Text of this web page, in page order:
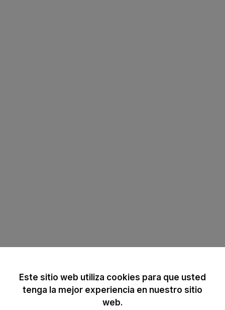
Este sitio web utiliza cookies para que usted
tenga la mejor experiencia en nuestro sitio
web.